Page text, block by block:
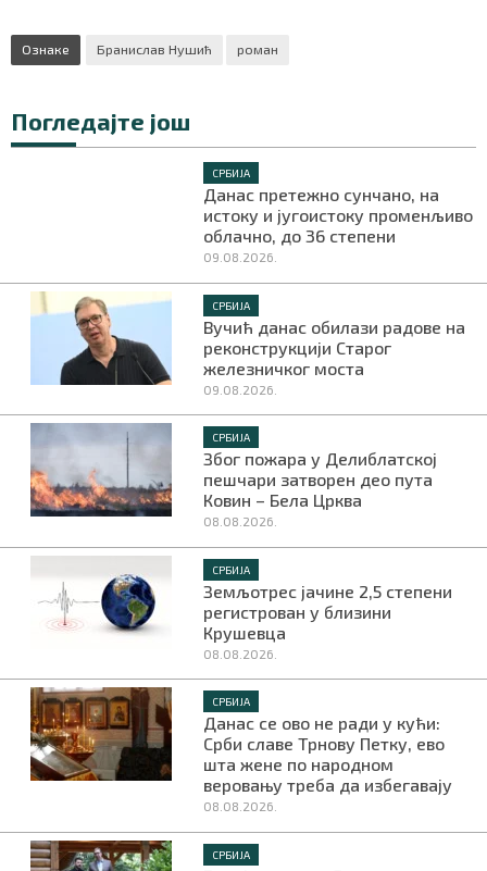
Ознаке Бранислав Нушић роман
Погледајте још
СРБИЈА
Данас претежно сунчано, на
истоку и југоистоку променљиво
облачно, до 36 степени
09.08.2026.
СРБИЈА
Вучић данас обилази радове на
реконструкцији Старог
железничког моста
09.08.2026.
СРБИЈА
Због пожара у Делиблатској
пешчари затворен део пута
Ковин – Бела Црква
08.08.2026.
СРБИЈА
Земљотрес јачине 2,5 степени
регистрован у близини
Крушевца
08.08.2026.
СРБИЈА
Данас се ово не ради у кући:
Срби славе Трнову Петку, ево
шта жене по народном
веровању треба да избегавају
08.08.2026.
СРБИЈА